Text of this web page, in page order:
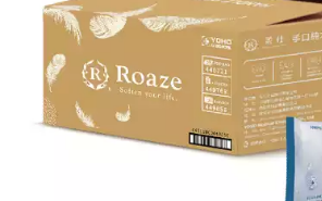
成人照護
美容／個人清潔
購物金查詢
優惠券領取